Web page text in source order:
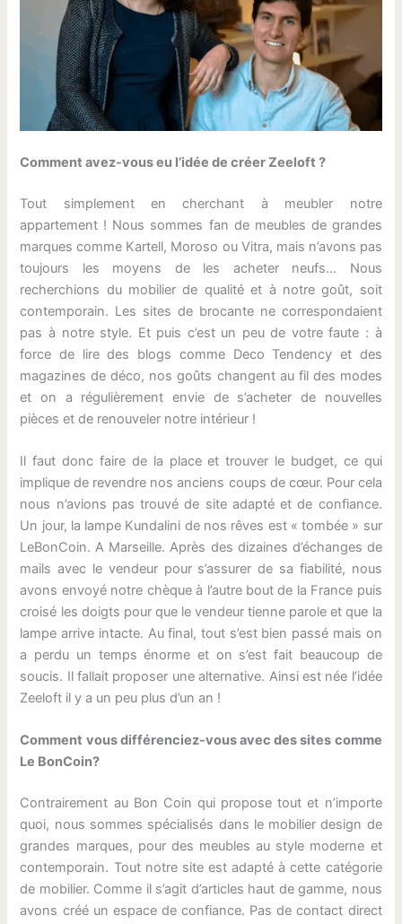
Comment avez-vous eu l’idée de créer Zeeloft ?
Tout simplement en cherchant à meubler notre
appartement ! Nous sommes fan de meubles de grandes
marques comme Kartell, Moroso ou Vitra, mais n’avons pas
toujours les moyens de les acheter neufs… Nous
recherchions du mobilier de qualité et à notre goût, soit
contemporain. Les sites de brocante ne correspondaient
pas à notre style. Et puis c’est un peu de votre faute : à
force de lire des blogs comme Deco Tendency et des
magazines de déco, nos goûts changent au fil des modes
et on a régulièrement envie de s’acheter de nouvelles
pièces et de renouveler notre intérieur !
Il faut donc faire de la place et trouver le budget, ce qui
implique de revendre nos anciens coups de cœur. Pour cela
nous n’avions pas trouvé de site adapté et de confiance.
Un jour, la lampe Kundalini de nos rêves est « tombée » sur
LeBonCoin. A Marseille. Après des dizaines d’échanges de
mails avec le vendeur pour s’assurer de sa fiabilité, nous
avons envoyé notre chèque à l’autre bout de la France puis
croisé les doigts pour que le vendeur tienne parole et que la
lampe arrive intacte. Au final, tout s’est bien passé mais on
a perdu un temps énorme et on s’est fait beaucoup de
soucis. Il fallait proposer une alternative. Ainsi est née l’idée
Zeeloft il y a un peu plus d’un an !
Comment vous différenciez-vous avec des sites comme
Le BonCoin?
Contrairement au Bon Coin qui propose tout et n’importe
quoi, nous sommes spécialisés dans le mobilier design de
grandes marques, pour des meubles au style moderne et
contemporain. Tout notre site est adapté à cette catégorie
de mobilier. Comme il s’agit d’articles haut de gamme, nous
avons créé un espace de confiance. Pas de contact direct